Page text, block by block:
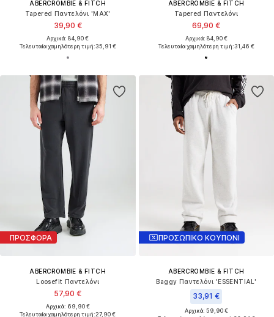
ABERCROMBIE & FITCH
Tapered Παντελόνι 'MAX'
39,90 €
Αρχικά: 84,90 €
Τελευταία χαμηλότερη τιμή:35,91 €
ABERCROMBIE & FITCH
Tapered Παντελόνι
69,90 €
Αρχικά: 84,90 €
Τελευταία χαμηλότερη τιμή:31,46 €
ΠΡΟΣΦΟΡΑ
ABERCROMBIE & FITCH
Loosefit Παντελόνι
57,90 €
Αρχικά: 69,90 €
Τελευταία χαμηλότερη τιμή:27,90 €
ΠΡΟΣΩΠΙΚΟ ΚΟΥΠΟΝΙ
ABERCROMBIE & FITCH
Baggy Παντελόνι 'ESSENTIAL'
33,91 €
Αρχικά: 59,90 €